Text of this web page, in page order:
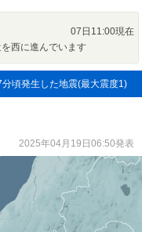
07日11:00現在
西に進んでいます
頃発生した地震(最大震度1)
2025年04月19日06:50発表